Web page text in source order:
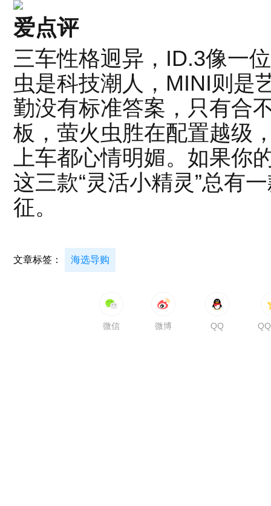
爱点评
三车性格迥异，ID.3像一
虫是科技潮人，MINI则是
勤没有标准答案，只有合
板，萤火虫胜在配置越级
上车都心情明媚。如果你
这三款“灵活小精灵”总有
征。
文章标签： 海选导购
微信 微博 QQ